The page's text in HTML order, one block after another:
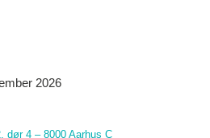
2026